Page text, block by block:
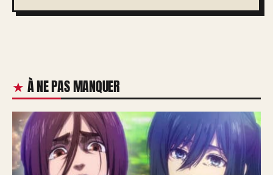
À NE PAS MANQUER